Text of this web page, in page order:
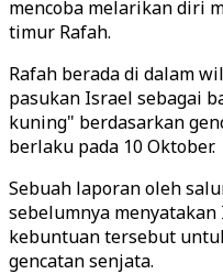
mencoba melarikan diri
timur Rafah.
Rafah berada di dalam
pasukan Israel sebagai
kuning" berdasarkan
berlaku pada 10 Oktober.
Sebuah laporan oleh
sebelumnya
kebuntuan tersebut
gencatan senjata.